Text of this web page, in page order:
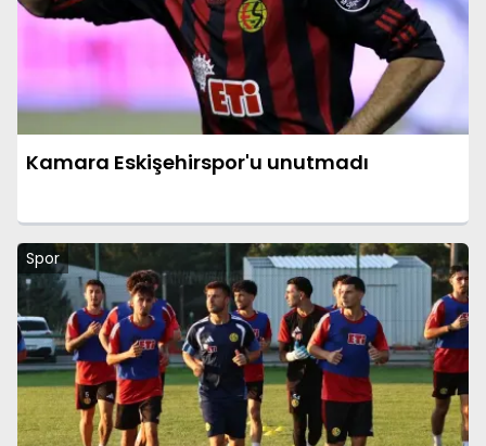
Kamara Eskişehirspor'u unutmadı
Spor